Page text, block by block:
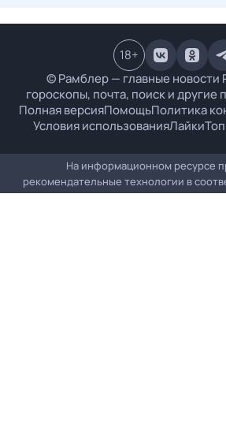
© Рамблер — главные новости
гороскопы, почта, поиск и другие
Полная версияПомощьПолитика
Условия использованияЛайки
18+
На информационном ресурсе
рекомендательные технологии в